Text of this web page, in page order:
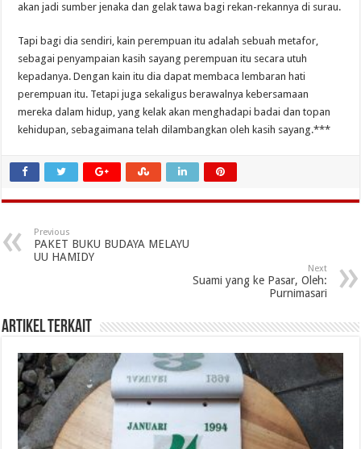
akan jadi sumber jenaka dan gelak tawa bagi rekan-rekannya di surau.
Tapi bagi dia sendiri, kain perempuan itu adalah sebuah metafor,
sebagai penyampaian kasih sayang perempuan itu secara utuh
kepadanya. Dengan kain itu dia dapat membaca lembaran hati
perempuan itu. Tetapi juga sekaligus berawalnya kebersamaan
mereka dalam hidup, yang kelak akan menghadapi badai dan topan
kehidupan, sebagaimana telah dilambangkan oleh kasih sayang.***
Previous
PAKET BUKU BUDAYA MELAYU
UU HAMIDY
Next
Suami yang ke Pasar, Oleh:
Purnimasari
Artikel Terkait